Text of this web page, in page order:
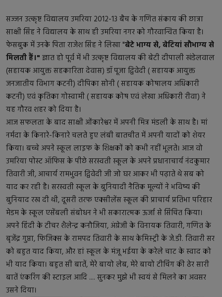
सज्जन उत्कृष्ट विद्यालय उमरिया 2012-13 बैच के गणित संकाय की छात्रा
साक्षी सिंह ने विद्यालय के साथ ही उमरिया नगर को गौरवान्वित किया है।
फेसबुक में उनके पिता राजेश सिंह ने लिखा "बेटे भाग्य से, बेटियां सौभाग्य से
मिलती हैं।" ज्ञात हो पूर्व में भी उत्कृष्ट विद्यालय की बेटी दीपाली खंडेलवाल
(सहायक आयुक्त सहकारिता देवास) डॉ पूजा द्विवेदी ( सहायक आयुक्त
जनजातीय विभाग कटनी) दीपिका सोनी ( सहायक कोषालय अधिकारी
कटनी) एवं कृतिका गोस्वामी ( सहायक कोष एवं लेखा अधिकारी रीवा) ने
यह गौरव शहर को दिया है।
आज सफलता के बाद साक्षी ओंकारेश्वर में अपनी मित्र मंडली के साथ है। मां
नर्मदा के किनारे-किनारे चलते हुए लंबी बातचीत में अपनी यादों को शेयर
किया। बच्चे अपने स्कूल लाइफ के शिक्षकों को कभी नहीं भूलते। आज वो
उमरिया पोस्ट ऑफिस के पीछे सरस्वती स्कूल के अपने प्रधानाचार्य नंदकुमार
तिवारी जी, आचार्य रामभुवन द्विवेदी जी जो घर आकर भी पढ़ाते थे सब को
याद कर रही है। सरस्वती स्कूल के बुनियादी नैतिक मूल्यों ने भविष्य की
बुनियाद रख दी थी, दूसरी तरफ एक्सीलेंस स्कूल की प्राचार्य प्रतिभा परिहार
मेडम के स्कूल एसेंबली संबोधन ने भी सकारात्मक ऊर्जा से सिंचित किया।
अपने हिंदी के टीचर शैलेन्द्र कनौजिया, अंग्रेजी के विनायक तिवारी, गणित के
बृजेंद्र गुप्ता, फिजिक्स के रामपद तिवारी के साथ केमिस्ट्री के जे.डी. तिवारी सर
को बहुत याद किया, और हां स्कूल के मंजू भईया के करेले चाट के स्वाद को
भी याद किया। बहुत सी बातें, मेरे बायो लेब, मेरे बायो टीचिंग की ढेर सारी
बातें एंकरिंग की स्टाइल आदि .... सुनकर मुझे भी स्वयं से मिलने का अवसर
उसने दिया।